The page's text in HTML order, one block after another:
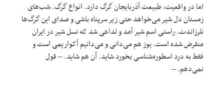
اما در واقعیت، طبیعت آذربایجان گرگ دارد. انواع گرگ. شب‌های
زمستان دل شیر می‌خواهد حتی زیر سرپناه باشی و صدای این گرگ‌ها
نلرزاندت. راستی اسم شیر آمد و تداعی شد که نسل شیر در ایران
منقرض شده است. یوز هم می‌دانی و می‌دانیم آکواریمی است و
فقط به درد اسطوره‌شناسی بخورد شاید. آن هم شاید. – قول
نمی‌دهم. –